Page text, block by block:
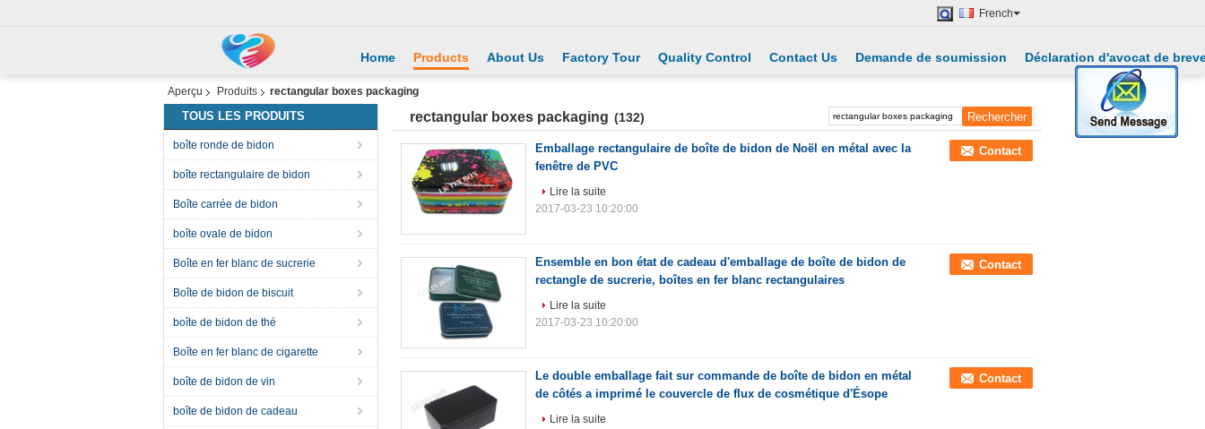
French
Home Products About Us Factory Tour Quality Control Contact Us Demande de soumission Déclaration d'avocat de
Aperçu Produits rectangular boxes packaging
TOUS LES PRODUITS
boîte ronde de bidon
boîte rectangulaire de bidon
Boîte carrée de bidon
boîte ovale de bidon
Boîte en fer blanc de sucrerie
Boîte de bidon de biscuit
boîte de bidon de thé
Boîte en fer blanc de cigarette
boîte de bidon de vin
boîte de bidon de cadeau
rectangular boxes packaging (132)
Emballage rectangulaire de boîte de bidon de Noël en métal avec la
fenêtre de PVC
Contact
Lire la suite
2017-03-23 10:20:00
Ensemble en bon état de cadeau d'emballage de boîte de bidon de
rectangle de sucrerie, boîtes en fer blanc rectangulaires
Contact
Lire la suite
2017-03-23 10:20:00
Le double emballage fait sur commande de boîte de bidon en métal
de côtés a imprimé le couvercle de flux de cosmétique d'Ésope
Contact
Lire la suite